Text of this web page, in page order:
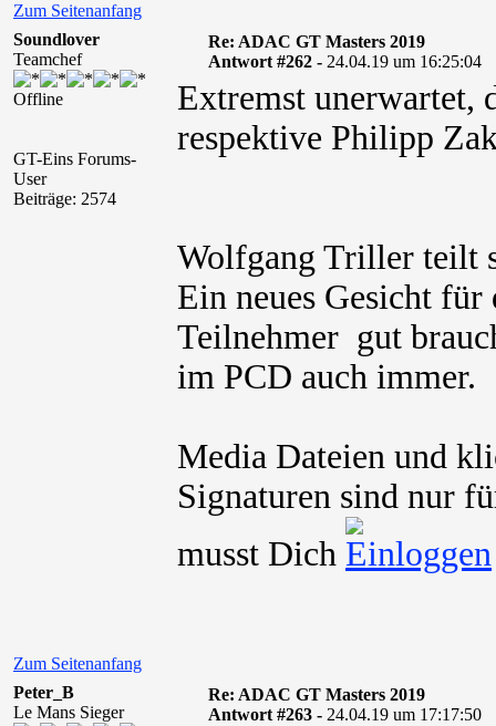
Zum Seitenanfang
Soundlover
Teamchef
Offline
GT-Eins Forums-
User
Beiträge: 2574
Re: ADAC GT Masters 2019
Antwort #262 - 24.04.19 um 16:25:04
Extremst unerwartet,
respektive Philipp
Wolfgang Triller teilt
Ein neues Gesicht
Teilnehmer gut
im PCD auch immer.
Media Dateien und
Signaturen sind nur
musst Dich
Zum Seitenanfang
Peter_B
Le Mans Sieger
Re: ADAC GT Masters 2019
Antwort #263 - 24.04.19 um 17:17:50